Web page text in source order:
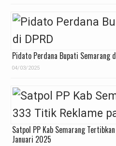
Pidato Perdana Bupati Semarang
04/03/2025
Satpol PP Kab Semarang
Januari 2025